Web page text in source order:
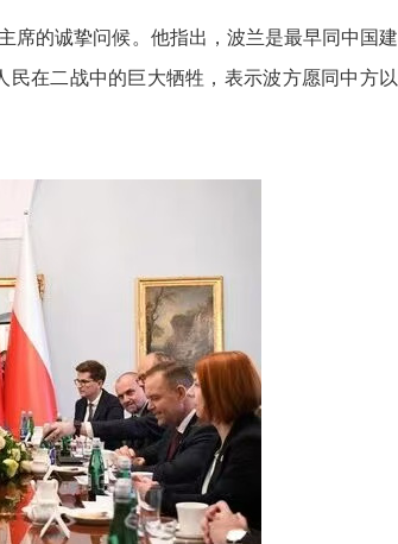
的诚挚问候。他指出，波兰是最早同中国建
在二战中的巨大牺牲，表示波方愿同中方以